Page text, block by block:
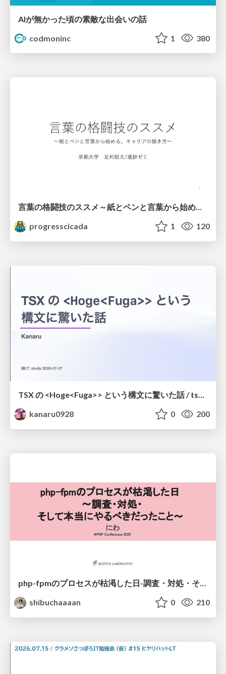
AIが無かった頃の素敵な出会いの話
codmoninc
1 380
言葉の格闘技のススメ～紙とペンと言葉から始める、キャリアの描き方～
progresscicada
1 120
TSX の <Hoge<Fuga>> という構文に驚いた話 / tsx-type-argument-syntax
kanaru0928
0 200
shibuchaaaan
0 210